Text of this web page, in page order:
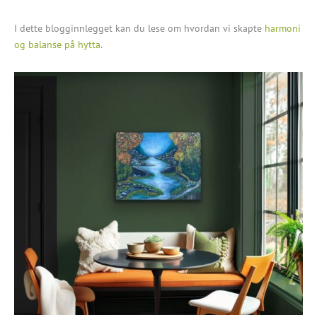
I dette blogginnlegget kan du lese om hvordan vi skapte harmoni
og balanse på hytta.